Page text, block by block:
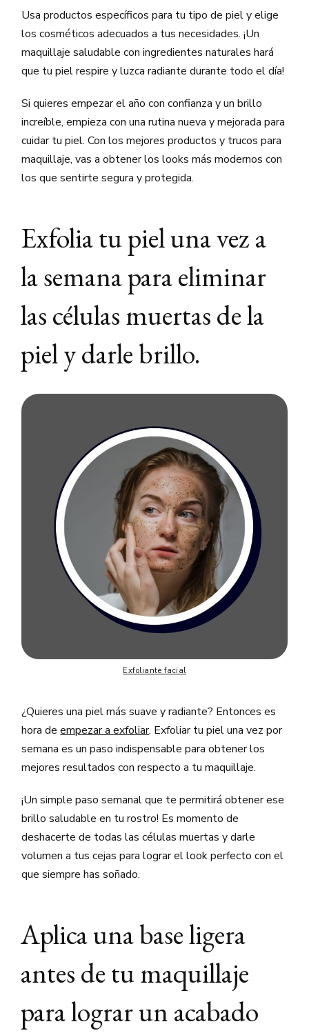
Usa productos específicos para tu tipo de piel y elige
los cosméticos adecuados a tus necesidades. ¡Un
maquillaje saludable con ingredientes naturales hará
que tu piel respire y luzca radiante durante todo el día!
Si quieres empezar el año con confianza y un brillo
increíble, empieza con una rutina nueva y mejorada para
cuidar tu piel. Con los mejores productos y trucos para
maquillaje, vas a obtener los looks más modernos con
los que sentirte segura y protegida.
Exfolia tu piel una vez a
la semana para eliminar
las células muertas de la
piel y darle brillo.
Exfoliante facial
¿Quieres una piel más suave y radiante? Entonces es
hora deempezar a exfoliar. Exfoliar tu piel una vez por
semana es un paso indispensable para obtener los
mejores resultados con respecto a tu maquillaje.
¡Un simple paso semanal que te permitirá obtener ese
brillo saludable en tu rostro! Es momento de
deshacerte de todas las células muertas y darle
volumen a tus cejas para lograr el look perfecto con el
que siempre has soñado.
Aplica una base ligera
antes de tu maquillaje
para lograr un acabado